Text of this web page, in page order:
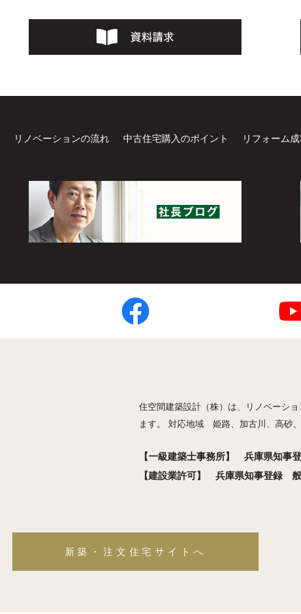
リノベーションの流れ 中古住宅購入のポイント リフォーム
住空間建築設計（株）は、リノベーシ
ます。 対応地域 姫路、加古川、高砂
【一級建築士事務所】 兵庫県知事
【建設業許可】 兵庫県知事登録
新築・注文住宅サイトへ